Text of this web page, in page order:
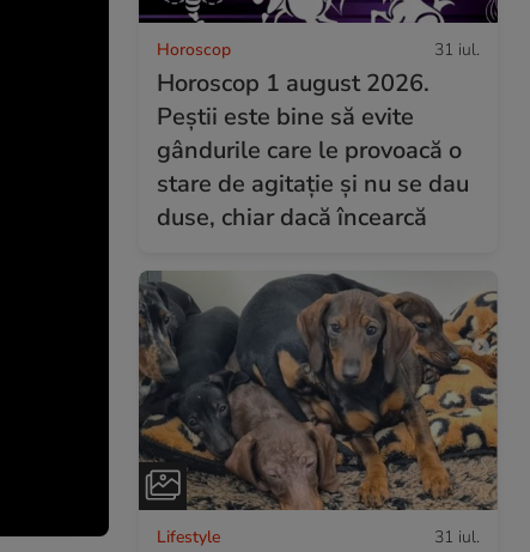
Horoscop 31 iul.
Horoscop 1 august 2026.
Peștii este bine să evite
gândurile care le provoacă o
stare de agitație și nu se dau
duse, chiar dacă încearcă
Lifestyle 31 iul.